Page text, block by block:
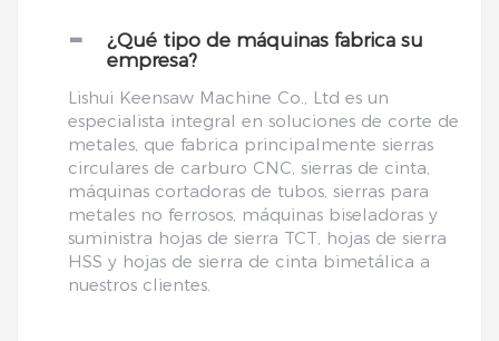
-
¿Qué tipo de máquinas fabrica su
empresa?
Lishui Keensaw Machine Co., Ltd es un
especialista integral en soluciones de corte de
metales, que fabrica principalmente sierras
circulares de carburo CNC, sierras de cinta,
máquinas cortadoras de tubos, sierras para
metales no ferrosos, máquinas biseladoras y
suministra hojas de sierra TCT, hojas de sierra
HSS y hojas de sierra de cinta bimetálica a
nuestros clientes.